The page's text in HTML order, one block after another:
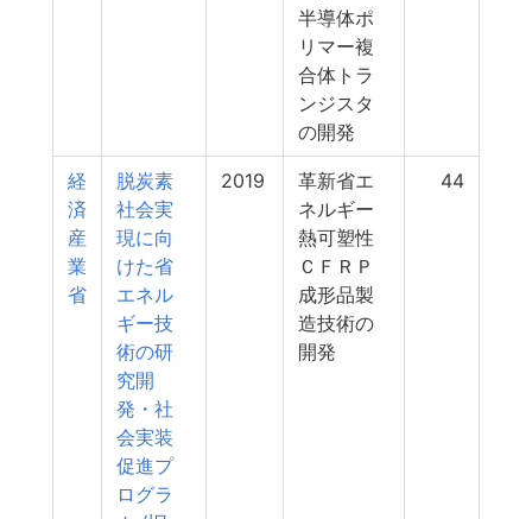
半導体ポ
リマー複
合体トラ
ンジスタ
の開発
経
済
産
業
省
脱炭素
社会実
現に向
けた省
エネル
ギー技
術の研
究開
発・社
会実装
促進プ
ログラ
2019
革新省エ
ネルギー
熱可塑性
ＣＦＲＰ
成形品製
造技術の
開発
44